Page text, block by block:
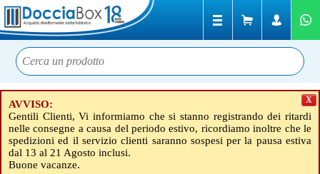
AVVISO:
Gentili Clienti, Vi informiamo che si stanno registrando dei ritardi
nelle consegne a causa del periodo estivo, ricordiamo inoltre che le
spedizioni ed il servizio clienti saranno sospesi per la pausa estiva
dal 13 al 21 Agosto inclusi.
Buone vacanze.
X